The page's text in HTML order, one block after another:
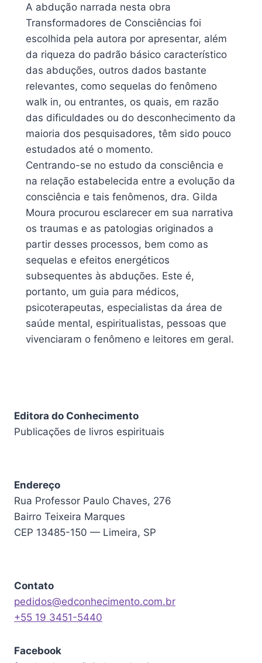
A abdução narrada nesta obra
Transformadores de Consciências foi
escolhida pela autora por apresentar, além
da riqueza do padrão básico característico
das abduções, outros dados bastante
relevantes, como sequelas do fenômeno
walk in, ou entrantes, os quais, em razão
das dificuldades ou do desconhecimento da
maioria dos pesquisadores, têm sido pouco
estudados até o momento.
Centrando-se no estudo da consciência e
na relação estabelecida entre a evolução da
consciência e tais fenômenos, dra. Gilda
Moura procurou esclarecer em sua narrativa
os traumas e as patologias originados a
partir desses processos, bem como as
sequelas e efeitos energéticos
subsequentes às abduções. Este é,
portanto, um guia para médicos,
psicoterapeutas, especialistas da área de
saúde mental, espiritualistas, pessoas que
vivenciaram o fenômeno e leitores em geral.
Editora do Conhecimento
Publicações de livros espirituais
Endereço
Rua Professor Paulo Chaves, 276
Bairro Teixeira Marques
CEP 13485-150 — Limeira, SP
Contato
pedidos@edconhecimento.com.br
+55 19 3451-5440
Facebook